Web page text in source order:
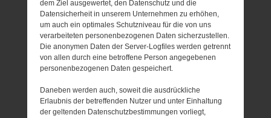
dem Ziel ausgewertet, den Datenschutz und die
Datensicherheit in unserem Unternehmen zu erhöhen,
um auch ein optimales Schutzniveau für die von uns
verarbeiteten personenbezogenen Daten sicherzustellen.
Die anonymen Daten der Server-Logfiles werden getrennt
von allen durch eine betroffene Person angegebenen
personenbezogenen Daten gespeichert.
Daneben werden auch, soweit die ausdrückliche
Erlaubnis der betreffenden Nutzer und unter Einhaltung
der geltenden Datenschutzbestimmungen vorliegt,